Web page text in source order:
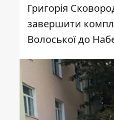
Григорія
завершити
Волоської до